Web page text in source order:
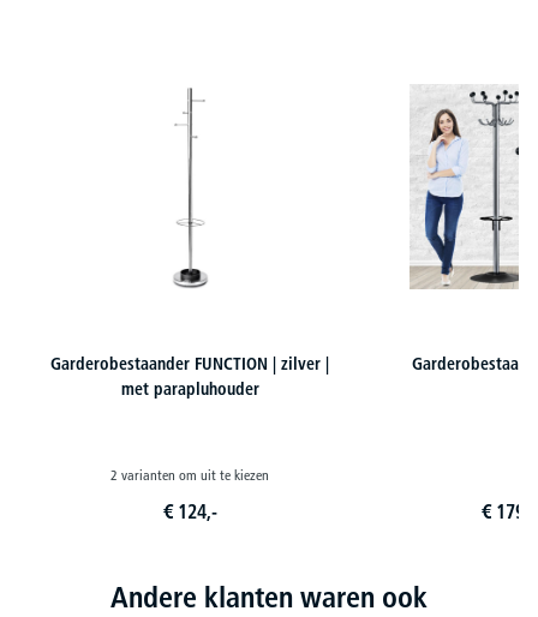
Garderobestaander FUNCTION | zilver |
met parapluhouder
2 varianten om uit te kiezen
€ 124,- € 179,
Andere klanten waren ook